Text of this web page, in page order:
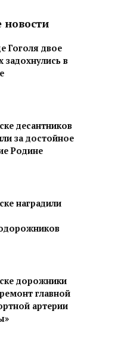
Гоголя двое
задохнулись в
десантников
за достойное
Родине
наградили
дорожники
главной
артерии